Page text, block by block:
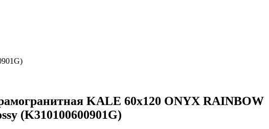
KALE 60х120 ONYX RAINBOW
(K310100600901G)